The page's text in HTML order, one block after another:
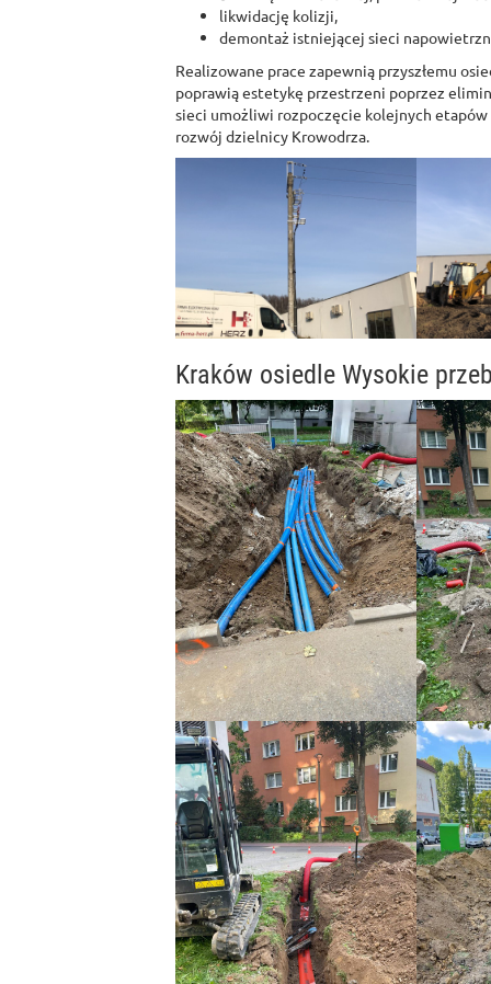
likwidację kolizji,
demontaż istniejącej sieci
Realizowane prace zapewnią przyszłemu
poprawią estetykę przestrzeni poprzez
sieci umożliwi rozpoczęcie kolejnych
rozwój dzielnicy Krowodrza.
Kraków osiedle Wysokie